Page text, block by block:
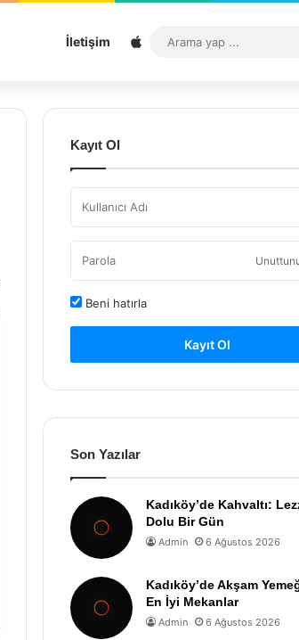
İletişim Sitemap
Kayıt Ol
Beni hatırla
Kayıt Ol
Son Yazılar
Kadıköy’de Kahvaltı:
Dolu Bir Gün
Admin 6 Ağustos 2026
Kadıköy’de Akşam
En İyi Mekanlar
Admin 6 Ağustos 2026